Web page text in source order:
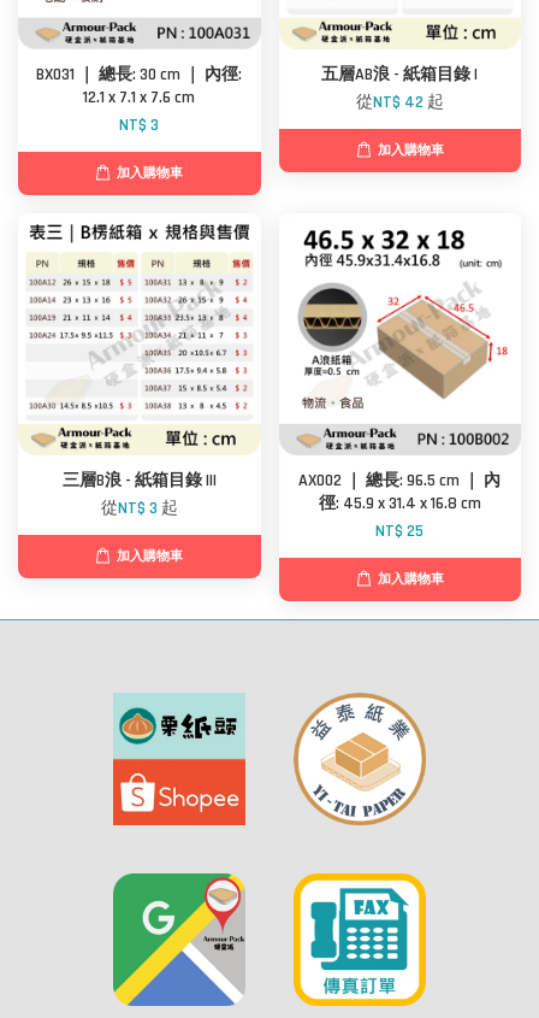
BX031 ｜ 總長: 30 cm ｜ 內徑:
12.1 x 7.1 x 7.6 cm
NT$ 3
加入購物車
五層AB浪 - 紙箱目錄 I
從NT$ 42 起
加入購物車
三層B浪 - 紙箱目錄 III
從NT$ 3 起
加入購物車
AX002 ｜ 總長: 96.5 cm ｜ 內
徑: 45.9 x 31.4 x 16.8 cm
NT$ 25
加入購物車